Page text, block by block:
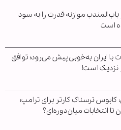
موازنه قدرت را به سود
است
با ایران به‌خوبی پیش می‌رود؛ توافق
نزدیک است!
کابوس ترسناک کارتر برای ترامپ؛
تا انتخابات میان‌دوره‌ای؟